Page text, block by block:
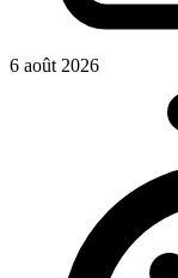
6 août 2026